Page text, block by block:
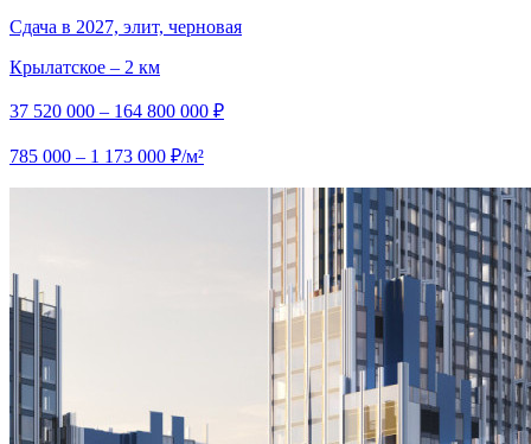
Сдача в 2027, элит, черновая
Крылатское – 2 км
37 520 000 – 164 800 000 ₽
785 000 – 1 173 000 ₽/м²